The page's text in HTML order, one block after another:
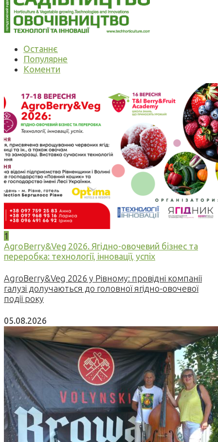
Останнє
Популярне
Коменти
1
AgroBerry&Veg 2026. Ягідно-овочевий бізнес та
переробка: технології, інновації, успіх
AgroBerry&Veg 2026 у Рівному: провідні компанії
галузі долучаються до головної ягідно-овочевої
події року
05.08.2026